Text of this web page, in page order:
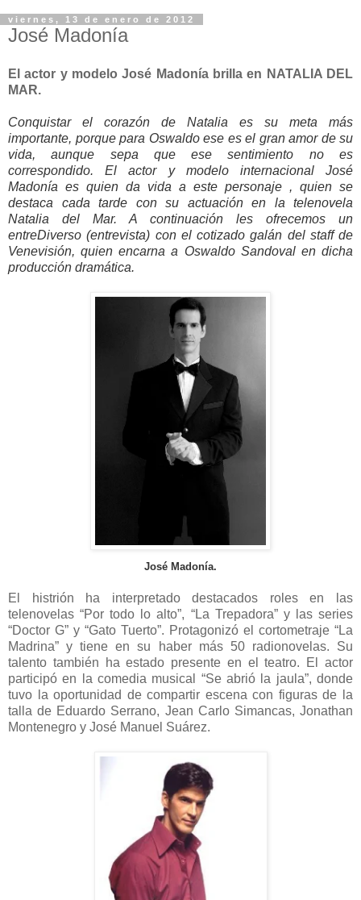
viernes, 13 de enero de 2012
José Madonía
El actor y modelo José Madonía brilla en NATALIA DEL
MAR.
Conquistar el corazón de Natalia es su meta más
importante, porque para Oswaldo ese es el gran amor de su
vida, aunque sepa que ese sentimiento no es
correspondido. El actor y modelo internacional José
Madonía es quien da vida a este personaje , quien se
destaca cada tarde con su actuación en la telenovela
Natalia del Mar. A continuación les ofrecemos un
entreDiverso (entrevista) con el cotizado galán del staff de
Venevisión, quien encarna a Oswaldo Sandoval en dicha
producción dramática.
José Madonía.
El histrión ha interpretado destacados roles en las
telenovelas “Por todo lo alto”, “La Trepadora” y las series
“Doctor G” y “Gato Tuerto”. Protagonizó el cortometraje “La
Madrina” y tiene en su haber más 50 radionovelas. Su
talento también ha estado presente en el teatro. El actor
participó en la comedia musical “Se abrió la jaula”, donde
tuvo la oportunidad de compartir escena con figuras de la
talla de Eduardo Serrano, Jean Carlo Simancas, Jonathan
Montenegro y José Manuel Suárez.